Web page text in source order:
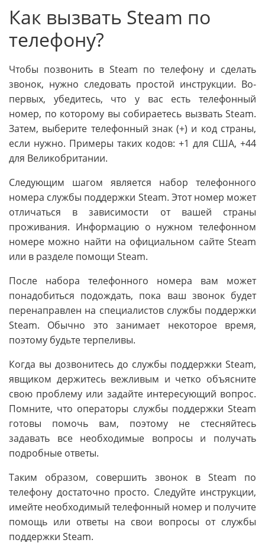
Как вызвать Steam по
телефону?
Чтобы позвонить в Steam по телефону и сделать
звонок, нужно следовать простой инструкции. Во-
первых, убедитесь, что у вас есть телефонный
номер, по которому вы собираетесь вызвать Steam.
Затем, выберите телефонный знак (+) и код страны,
если нужно. Примеры таких кодов: +1 для США, +44
для Великобритании.
Следующим шагом является набор телефонного
номера службы поддержки Steam. Этот номер может
отличаться в зависимости от вашей страны
проживания. Информацию о нужном телефонном
номере можно найти на официальном сайте Steam
или в разделе помощи Steam.
После набора телефонного номера вам может
понадобиться подождать, пока ваш звонок будет
перенаправлен на специалистов службы поддержки
Steam. Обычно это занимает некоторое время,
поэтому будьте терпеливы.
Когда вы дозвонитесь до службы поддержки Steam,
явщиком держитесь вежливым и четко объясните
свою проблему или задайте интересующий вопрос.
Помните, что операторы службы поддержки Steam
готовы помочь вам, поэтому не стесняйтесь
задавать все необходимые вопросы и получать
подробные ответы.
Таким образом, совершить звонок в Steam по
телефону достаточно просто. Следуйте инструкции,
имейте необходимый телефонный номер и получите
помощь или ответы на свои вопросы от службы
поддержки Steam.